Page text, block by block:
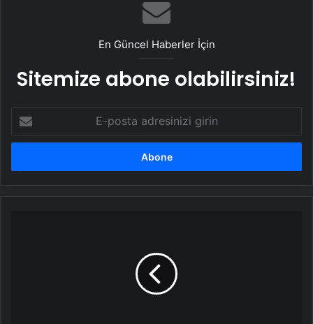
En Güncel Haberler İçin
Sitemize abone olabilirsiniz!
posta
adresinizi